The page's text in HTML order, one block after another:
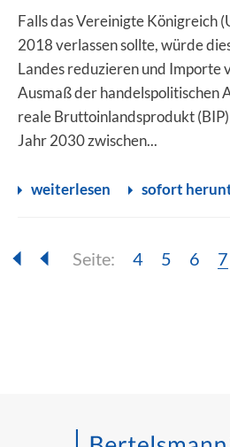
Falls das Vereinigte Königreich
2018 verlassen sollte, würde
Landes reduzieren und Importe
Ausmaß der handelspolitischen
reale Bruttoinlandsprodukt
Jahr 2030 zwischen...
weiterlesen sofort
Seite: Seite:
4 Seite:
5 Seite:
6 7